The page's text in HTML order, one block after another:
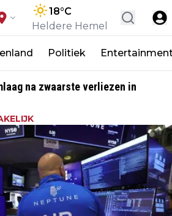
18°C
Heldere Hemel
Politiek
na zwaarste verliezen in